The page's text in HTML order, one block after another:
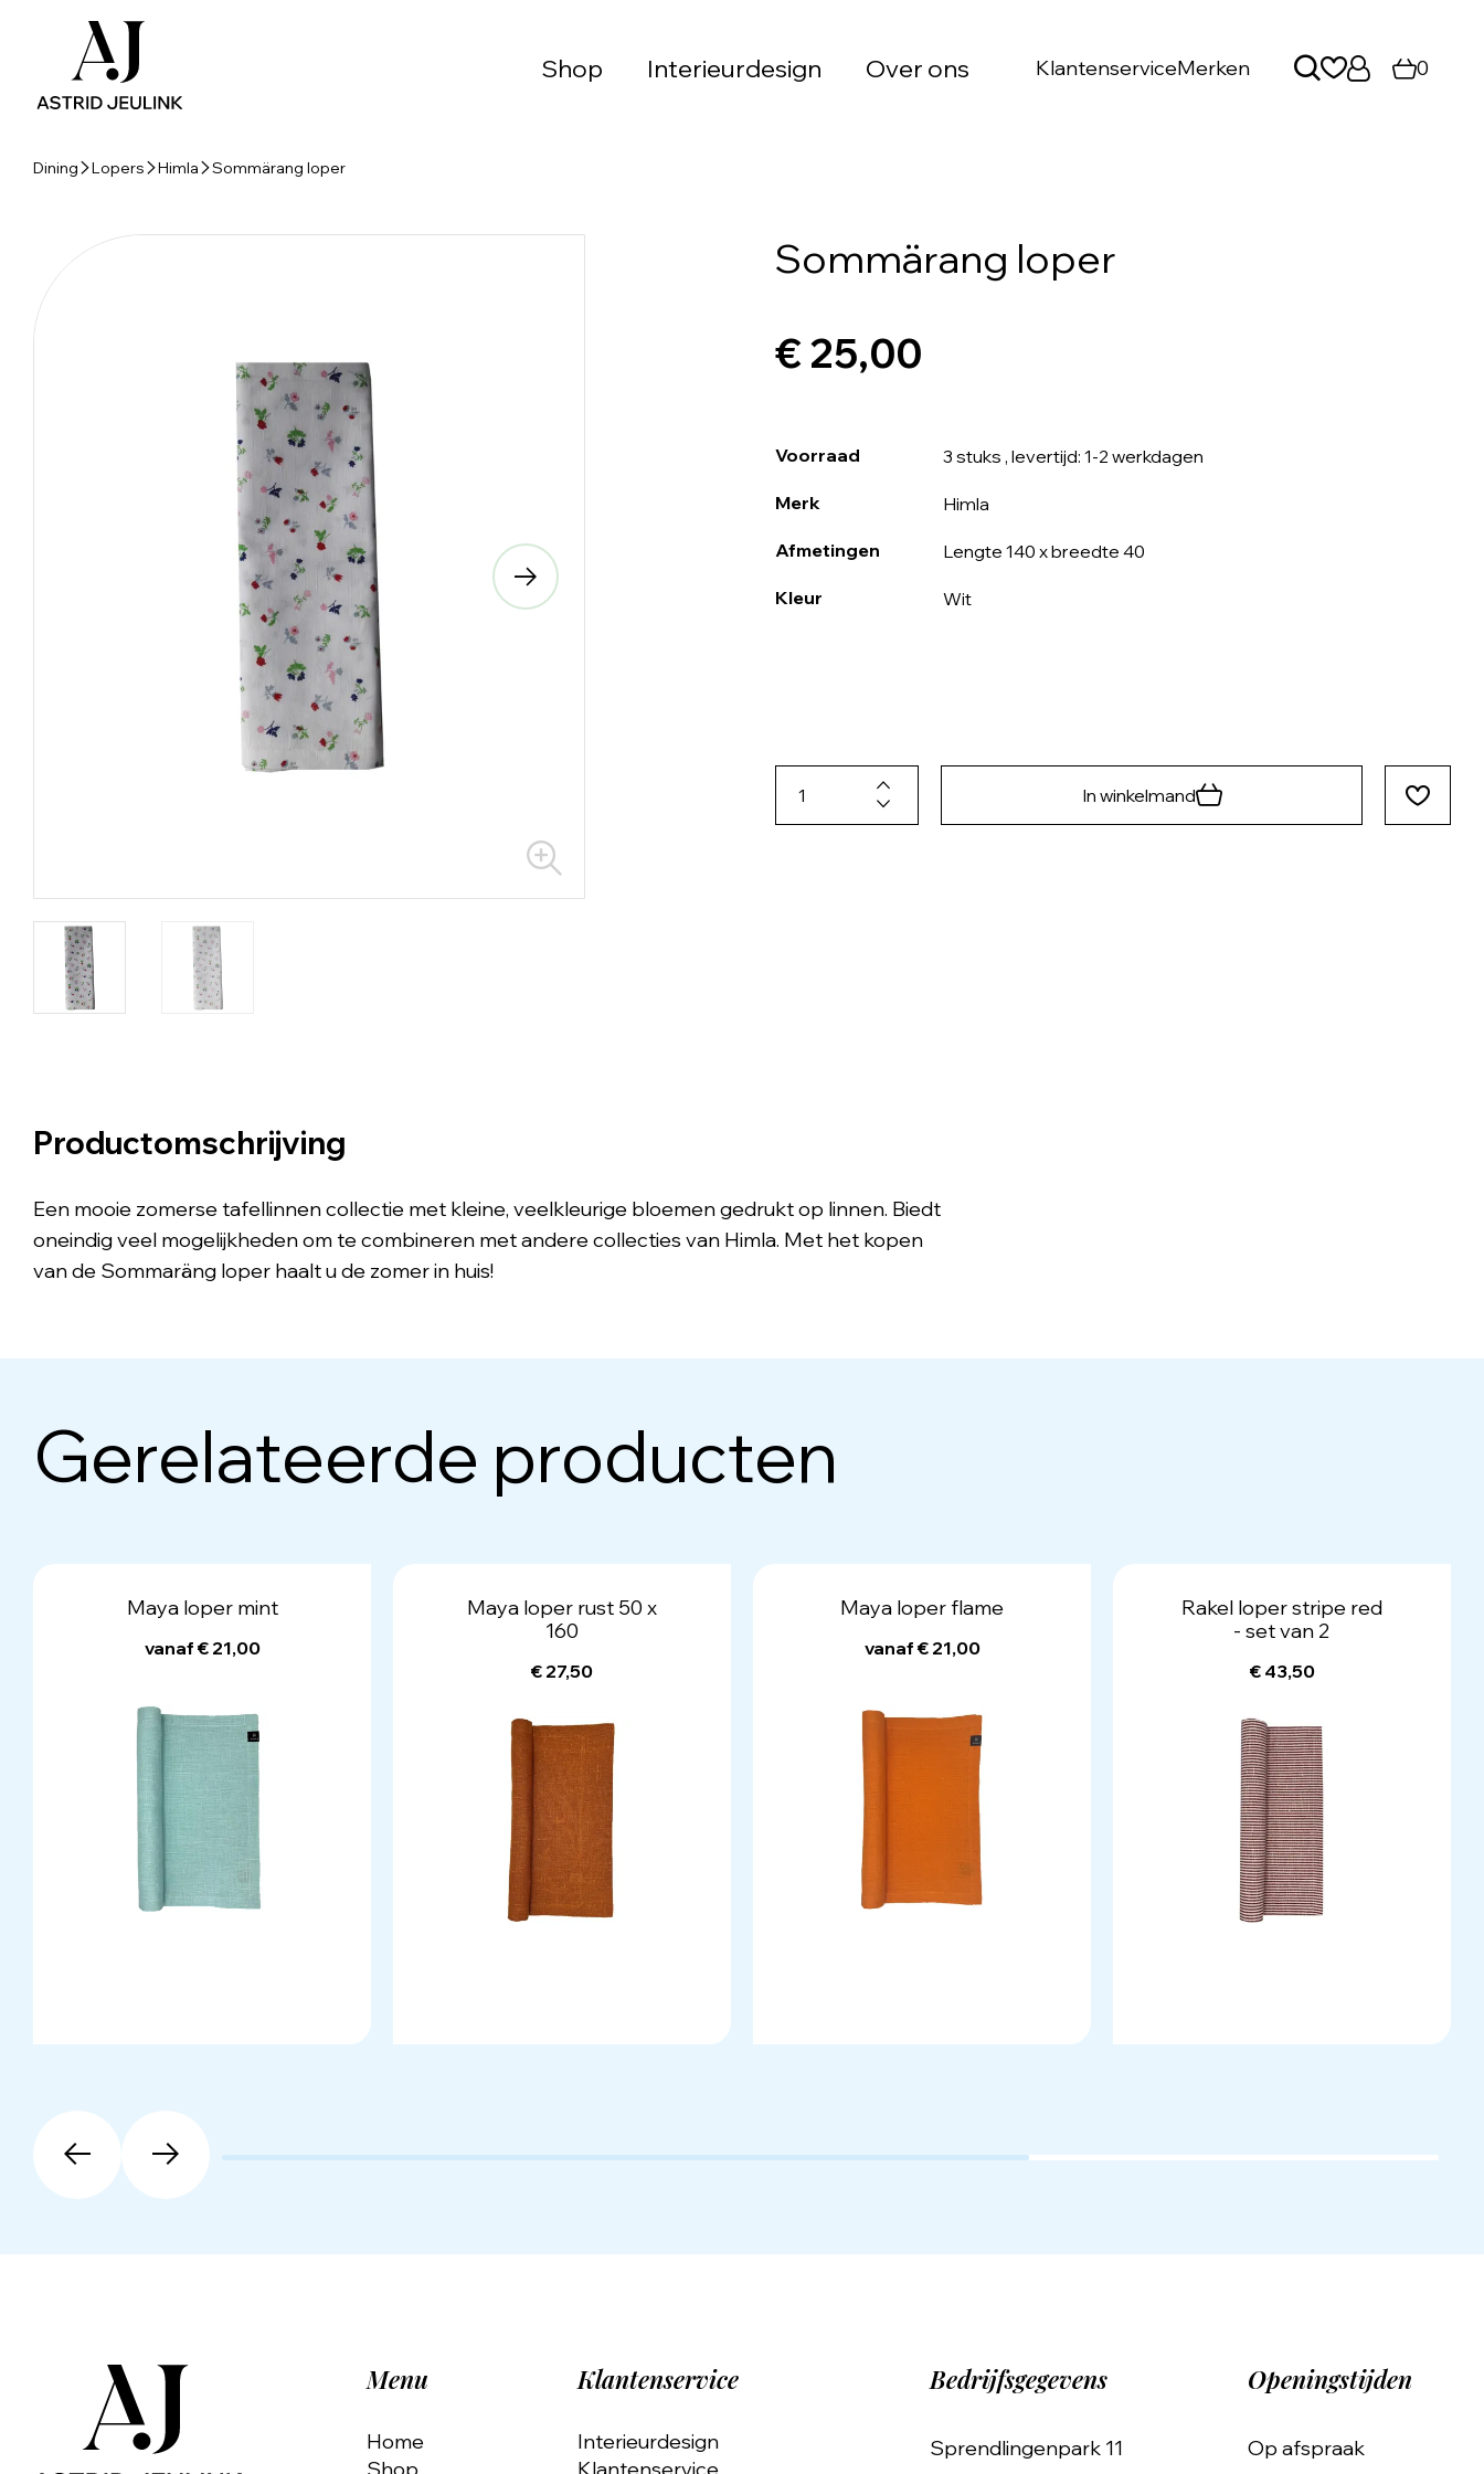
Shop Interieurdesign Over ons KlantenserviceMerken 0
Dining Lopers Himla Sommärang loper
Sommärang loper
€ 25,00
Voorraad 3 stuks , levertijd: 1-2 werkdagen
Merk Himla
Afmetingen Lengte 140 x breedte 40
Kleur Wit
In winkelmand
Productomschrijving
Een mooie zomerse tafellinnen collectie met kleine, veelkleurige bloemen gedrukt op linnen. Biedt
oneindig veel mogelijkheden om te combineren met andere collecties van Himla. Met het kopen
van de Sommaräng loper haalt u de zomer in huis!
Gerelateerde producten
Maya loper mint
vanaf € 21,00
Maya loper rust 50 x
160
€ 27,50
Maya loper flame
vanaf € 21,00
Rakel loper stripe red
- set van 2
€ 43,50
Menu
Home
Klantenservice
Interieurdesign
Bedrijfsgegevens
Sprendlingenpark 11
Openingstijden
Op afspraak